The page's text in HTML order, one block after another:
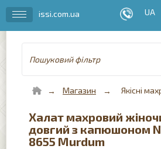
issi.com.ua
Пошуковий фільтр
Магазин Якісні
Халат махровий
довгий з капюшоном
8655 Murdum